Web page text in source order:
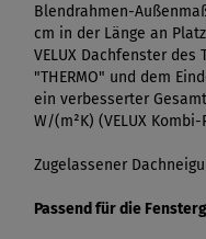
Blendrahmen-
cm in der Länge an
VELUX Dachfenster des
"THERMO" und dem
ein verbesserter
W/(m²K) (VELUX Kombi-
Zugelassener
Passend für die